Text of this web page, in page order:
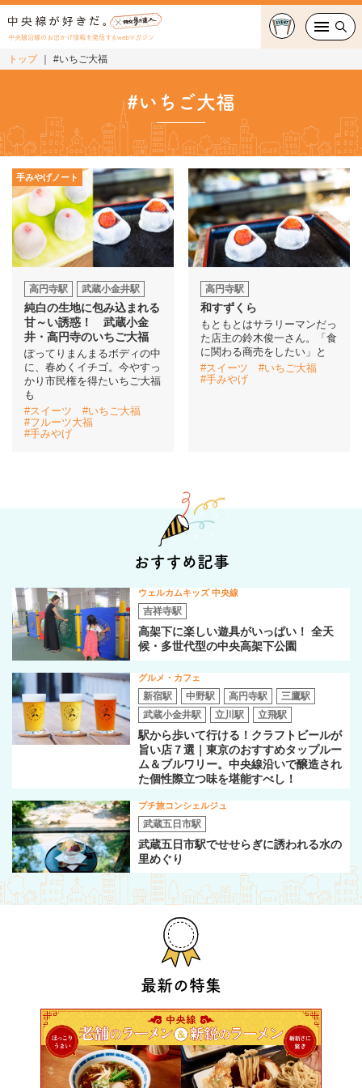
中央線沿線のお出かけ情報を発信するwebマガジン
スイーツ・テイクアウト
ショッピング
中央線カルチャー
特集
連載
中央線フェス
イベント情報
おしらせ
トップ #いちご大福
#いちご大福
手みやげノート
高円寺駅 武蔵小金井駅
純白の生地に包み込まれる
甘～い誘惑！ 武蔵小金
井・高円寺のいちご大福
ぽってりまんまるボディの中
に、春めくイチゴ。今やすっ
かり市民権を得たいちご大福
も
#スイーツ
#いちご大福
#フルーツ大福
#手みやげ
高円寺駅
和すずくら
もともとはサラリーマンだっ
た店主の鈴木俊一さん。「食
に関わる商売をしたい」と
#スイーツ
#いちご大福
#手みやげ
おすすめ記事
ウェルカムキッズ 中央線
吉祥寺駅
高架下に楽しい遊具がいっぱい！ 全天
候・多世代型の中央高架下公園
グルメ・カフェ
新宿駅 中野駅 高円寺駅
三鷹駅
武蔵小金井駅
立川駅 立飛駅
駅から歩いて行ける！クラフトビールが
旨い店７選｜東京のおすすめタップルー
ム＆ブルワリー。中央線沿いで醸造され
た個性際立つ味を堪能すべし！
プチ旅コンシェルジュ
武蔵五日市駅
武蔵五日市駅でせせらぎに誘われる水の
里めぐり
最新の特集